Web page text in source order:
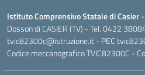
Istituto Comprensivo Statale di Casier
Dosson di CASIER (TV) - Tel.0422
tvic82300c@istruzione.it- PEC
Codice meccanografico TVIC82300C -